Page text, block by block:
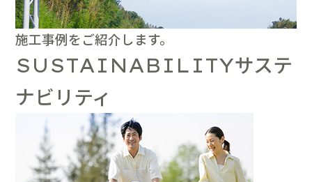
施工事例をご紹介します。
SUSTAINABILITYサステ
ナビリティ